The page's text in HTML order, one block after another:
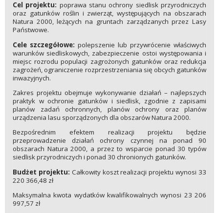
Cel projektu: poprawa stanu ochrony siedlisk przyrodniczych
oraz gatunków roślin i zwierząt, występujących na obszarach
Natura 2000, leżących na gruntach zarządzanych przez Lasy
Państwowe.
Cele szczegółowe: polepszenie lub przywrócenie właściwych
warunków siedliskowych, zabezpieczenie ostoi występowania i
miejsc rozrodu populacji zagrożonych gatunków oraz redukcja
zagrożeń, ograniczenie rozprzestrzeniania się obcych gatunków
inwazyjnych.
Zakres projektu obejmuje wykonywanie działań – najlepszych
praktyk w ochronie gatunków i siedlisk, zgodnie z zapisami
planów zadań ochronnych, planów ochrony oraz planów
urządzenia lasu sporządzonych dla obszarów Natura 2000.
Bezpośrednim efektem realizacji projektu będzie
przeprowadzenie działań ochrony czynnej na ponad 90
obszarach Natura 2000, a przez to wsparcie ponad 30 typów
siedlisk przyrodniczych i ponad 30 chronionych gatunków.
Budżet projektu: Całkowity koszt realizacji projektu wynosi 33
220 366,48 zł
Maksymalna kwota wydatków kwalifikowalnych wynosi 23 206
997,57 zł